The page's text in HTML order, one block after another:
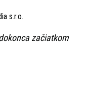
s.r.o.
začiatkom